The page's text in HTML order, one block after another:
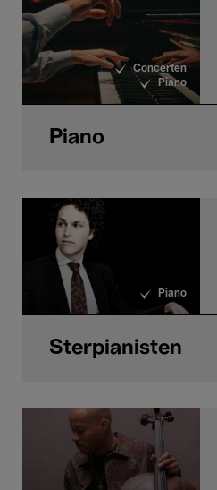
Concerten
Piano
Piano
Piano
Sterpianisten